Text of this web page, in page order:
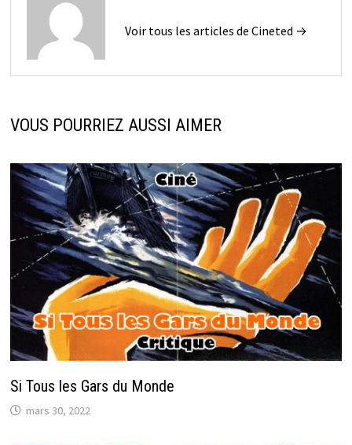
Voir tous les articles de Cineted →
VOUS POURRIEZ AUSSI AIMER
Si Tous les Gars du Monde
mars 30, 2022